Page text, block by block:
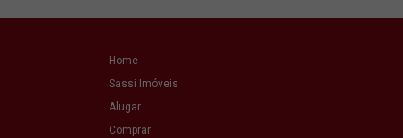
Home
Sassi Imóveis
Alugar
Comprar